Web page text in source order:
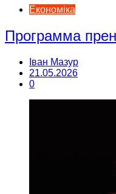
Економіка
Программа
Іван Мазур
21.05.2026
0